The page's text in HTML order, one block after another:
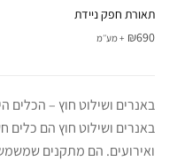
תאורת חפק ניידת
₪690 + מע׳׳מ
באנרים ושילוט חוץ – הכלים
באנרים ושילוט חוץ הם כלים
ואירועים. הם מתקנים